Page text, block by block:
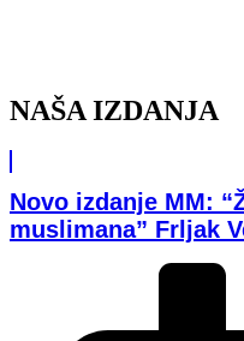
NAŠA IZDANJA
Novo izdanje MM:
muslimana” Frljak